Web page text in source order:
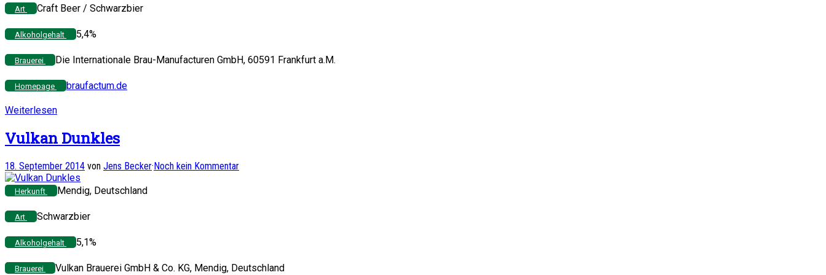
Art Craft Beer / Schwarzbier
Alkoholgehalt 5,4%
Brauerei Die Internationale Brau-Manufacturen GmbH, 60591 Frankfurt a.M.
Homepage braufactum.de
Weiterlesen
Vulkan Dunkles
18. September 2014 von Jens Becker·Noch kein Kommentar
Herkunft Mendig, Deutschland
Art Schwarzbier
Alkoholgehalt 5,1%
Brauerei Vulkan Brauerei GmbH & Co. KG, Mendig, Deutschland